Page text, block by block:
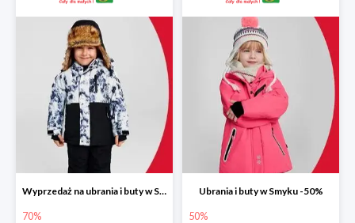
Wyprzedaż na ubrania i buty w Smyku do -70%
70%
Ubrania i buty w Smyku -50%
50%